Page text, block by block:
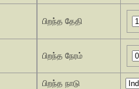
பிறந்த தேதி
பிறந்த நேரம்
பிறந்த நாடு